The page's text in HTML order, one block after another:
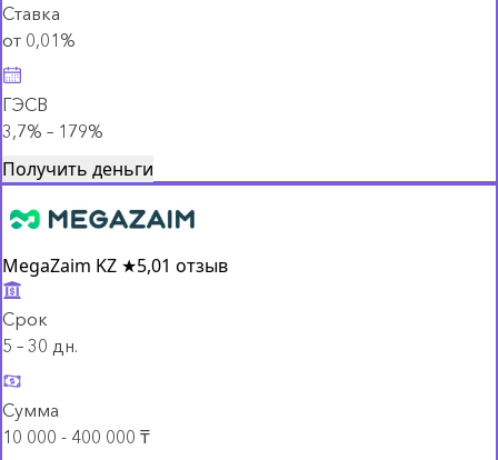
Ставка
от 0,01%
ГЭСВ
3,7% – 179%
Получить деньги
MegaZaim KZ ★5,01 отзыв
Срок
5 – 30 дн.
Сумма
10 000 - 400 000 ₸